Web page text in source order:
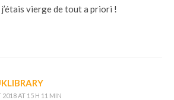
j’étais vierge de tout a priori !
2018 AT 15 H 11 MIN